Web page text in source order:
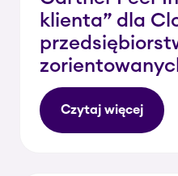
klienta” dla
Czytaj więcej